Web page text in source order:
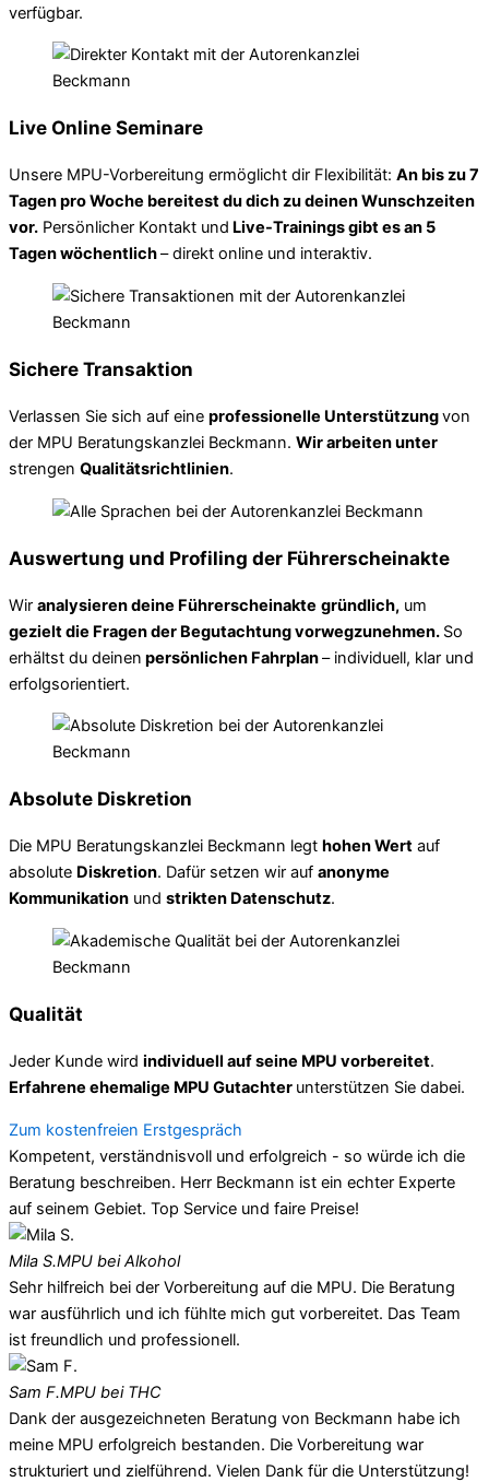
verfügbar.
Live Online Seminare
Unsere MPU-Vorbereitung ermöglicht dir Flexibilität: An bis zu 7
Tagen pro Woche bereitest du dich zu deinen Wunschzeiten
vor. Persönlicher Kontakt und Live-Trainings gibt es an 5
Tagen wöchentlich– direkt online und interaktiv.
Sichere Transaktion
Verlassen Sie sich auf eine professionelle Unterstützungvon
der MPU Beratungskanzlei Beckmann. Wir arbeiten unter
strengen Qualitätsrichtlinien.
Auswertung und Profiling der Führerscheinakte
Wir analysieren deine Führerscheinakte gründlich, um
gezielt die Fragen der Begutachtung vorwegzunehmen. So
erhältst du deinen persönlichen Fahrplan– individuell, klar und
erfolgsorientiert.
Absolute Diskretion
Die MPU Beratungskanzlei Beckmann legt hohen Wert auf
absolute Diskretion. Dafür setzen wir auf anonyme
Kommunikation und strikten Datenschutz.
Qualität
Jeder Kunde wird individuell auf seine MPU vorbereitet.
Erfahrene ehemalige MPU Gutachter unterstützen Sie dabei.
Zum kostenfreien Erstgespräch
Kompetent, verständnisvoll und erfolgreich - so würde ich die
Beratung beschreiben. Herr Beckmann ist ein echter Experte
auf seinem Gebiet. Top Service und faire Preise!
Mila S.MPU bei Alkohol
Sehr hilfreich bei der Vorbereitung auf die MPU. Die Beratung
war ausführlich und ich fühlte mich gut vorbereitet. Das Team
ist freundlich und professionell.
Sam F.MPU bei THC
Dank der ausgezeichneten Beratung von Beckmann habe ich
meine MPU erfolgreich bestanden. Die Vorbereitung war
strukturiert und zielführend. Vielen Dank für die Unterstützung!